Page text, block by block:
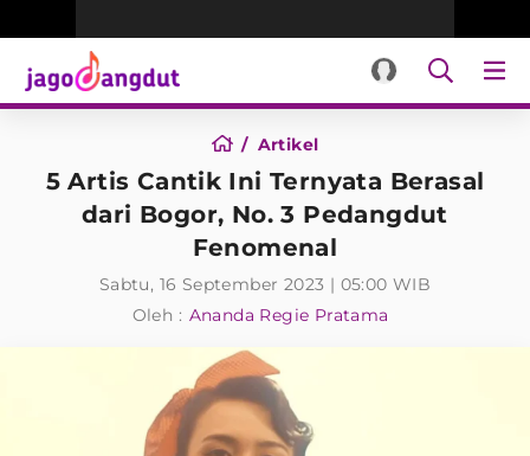
Artikel
5 Artis Cantik Ini Ternyata Berasal
dari Bogor, No. 3 Pedangdut
Fenomenal
Sabtu, 16 September 2023 | 05:00 WIB
Oleh : Ananda Regie Pratama